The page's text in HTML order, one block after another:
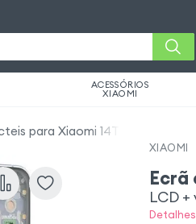
ACESSÓRIOS
XIAOMI
para Xiaomi 14T Pro
XIAOMI
Ecrã
LCD